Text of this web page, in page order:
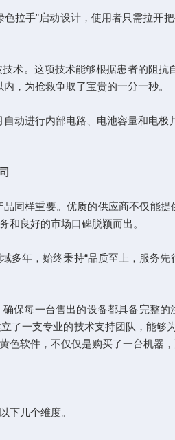
手”启动设计，使用者只需拉开
。这项技术能够根据患者的阻抗
，为抢救争取了宝贵的一分一秒。
进行内部电路、电池容量和电极
样重要。优质的供应商不仅能
和良好的市场口碑脱颖而出。
年，始终秉持“品质至上，服务
每一台售出的设备都具备完整的
一支专业的技术支持团队，能够
软件，不仅仅是购买了一台机器
几个维度。